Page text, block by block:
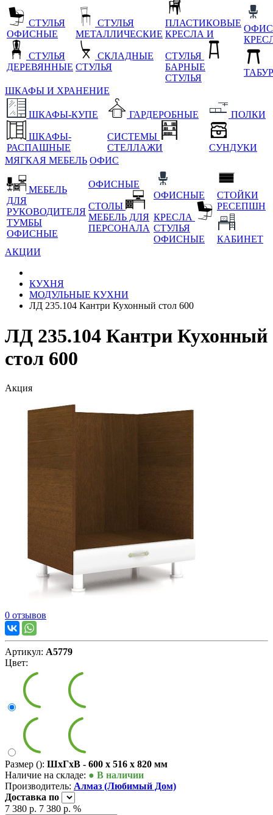
СТУЛЬЯ
ОФИСНЫЕ
СТУЛЬЯ
ДЕРЕВЯННЫЕ
СТУЛЬЯ
МЕТАЛЛИЧЕСКИЕ
СКЛАДНЫЕ
СТУЛЬЯ
ПЛАСТИКОВЫЕ
КРЕСЛА И
СТУЛЬЯ
БАРНЫЕ
СТУЛЬЯ
ШКАФЫ И ХРАНЕНИЕ
ШКАФЫ-КУПЕ
ШКАФЫ-
РАСПАШНЫЕ
ГАРДЕРОБНЫЕ
СИСТЕМЫ
СТЕЛЛАЖИ
ПОЛКИ
СУНДУКИ
МЯГКАЯ МЕБЕЛЬ ОФИС
МЕБЕЛЬ
ДЛЯ
РУКОВОДИТЕЛЯ
ТУМБЫ
ОФИСНЫЕ
ОФИСНЫЕ
СТОЛЫ
МЕБЕЛЬ ДЛЯ
ПЕРСОНАЛА
ОФИСНЫЕ
КРЕСЛА
СТУЛЬЯ
ОФИСНЫЕ
СТОЙКИ
РЕСЕПШН
КАБИНЕТ
АКЦИИ
КУХНЯ
МОДУЛЬНЫЕ КУХНИ
ЛД 235.104 Кантри Кухонный стол 600
ЛД 235.104 Кантри Кухонный
стол 600
Акция
0 отзывов
Артикул: А5779
Цвет:
Размер (): ШxГxВ - 600 x 516 x 820 мм
Наличие на складе: ● В наличии
Производитель: Алмаз (Любимый Дом)
Доставка по
7 380 р. 7 380 р. %